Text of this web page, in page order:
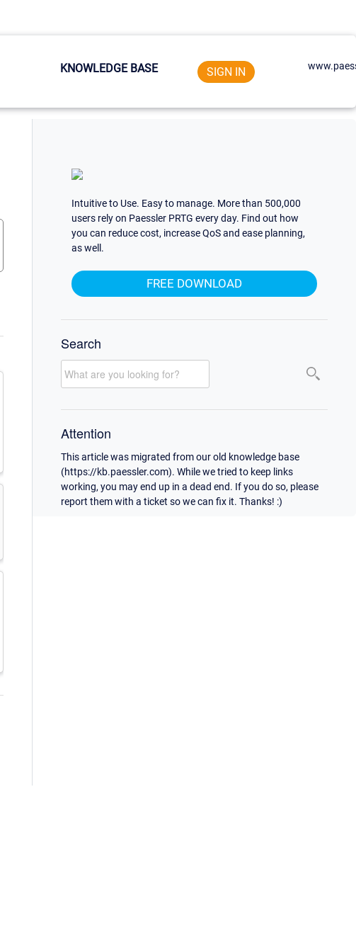
KNOWLEDGE BASE SIGN IN
Intuitive to Use. Easy to manage. More than 500,000
users rely on Paessler PRTG every day. Find out how
you can reduce cost, increase QoS and ease planning,
as well.
FREE DOWNLOAD
Search
Attention
This article was migrated from our old knowledge base
(https://kb.paessler.com). While we tried to keep links
working, you may end up in a dead end. If you do so, please
report them with a ticket so we can fix it. Thanks! :)